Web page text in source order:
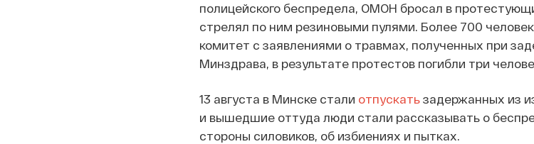
полицейского беспредела, ОМОН бросал в
стрелял по ним резиновыми пулями. Более 700
комитет с заявлениями о травмах, полученных при
Минздрава, в результате протестов погибли три
13 августа в Минске стали отпускатьзадержанных из
и вышедшие оттуда люди стали рассказывать о
стороны силовиков, об избиениях и пытках.